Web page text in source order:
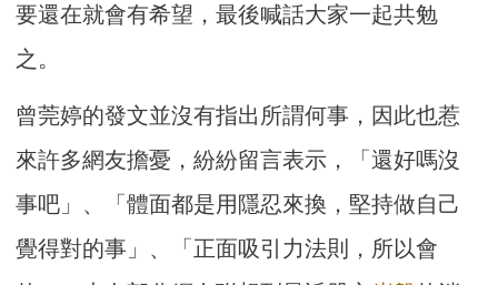
要還在就會有希望，最後喊話大家一起共勉
之。
曾莞婷的發文並沒有指出所謂何事，因此也惹
來許多網友擔憂，紛紛留言表示，「還好嗎沒
事吧」、「體面都是用隱忍來換，堅持做自己
覺得對的事」、「正面吸引力法則，所以會